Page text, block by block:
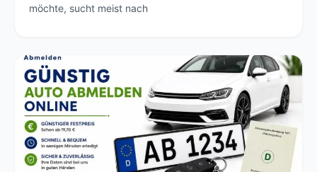
möchte, sucht meist nach